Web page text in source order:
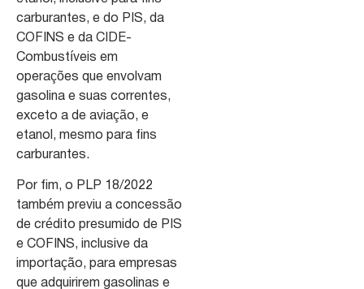
carburantes, e do PIS, da
COFINS e da CIDE-
Combustíveis em
operações que envolvam
gasolina e suas correntes,
exceto a de aviação, e
etanol, mesmo para fins
carburantes.
Por fim, o PLP 18/2022
também previu a concessão
de crédito presumido de PIS
e COFINS, inclusive da
importação, para empresas
que adquirirem gasolinas e